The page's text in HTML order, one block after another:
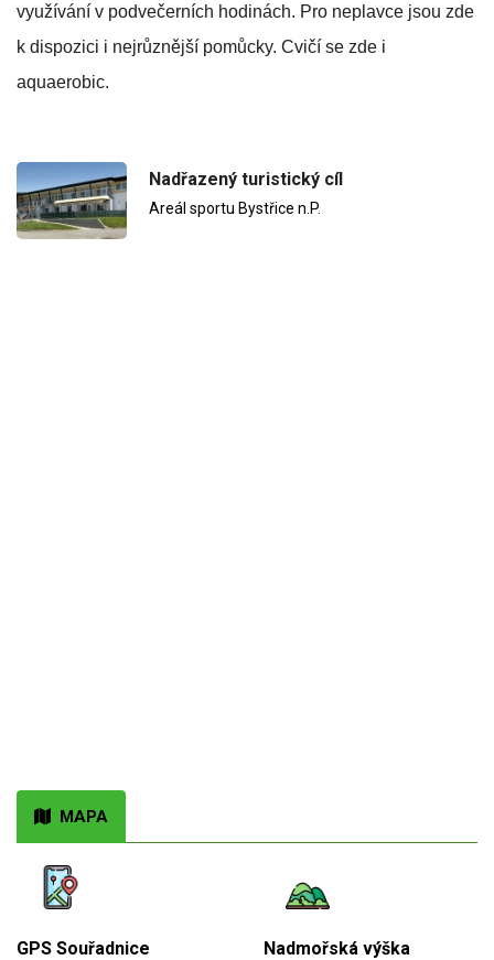
využívání v podvečerních hodinách. Pro neplavce jsou zde
k dispozici i nejrůznější pomůcky. Cvičí se zde i
aquaerobic.
Nadřazený turistický cíl
Areál sportu Bystřice n.P.
MAPA
GPS Souřadnice
Nadmořská výška